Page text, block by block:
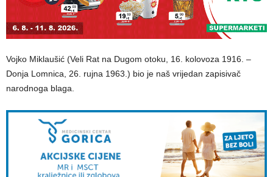
Vojko Miklaušić (Veli Rat na Dugom otoku, 16. kolovoza 1916. –
Donja Lomnica, 26. rujna 1963.) bio je naš vrijedan zapisivač
narodnoga blaga.